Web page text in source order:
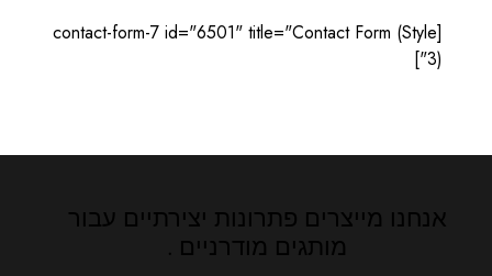
[contact-form-7 id="6501" title="Contact Form (Style
3)"]
אנחנו מייצרים פתרונות יצירתיים עבור
מותגים מודרניים .